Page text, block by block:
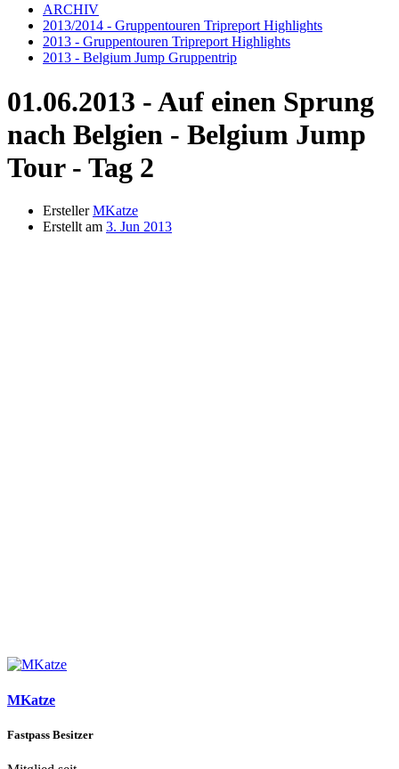
ARCHIV
2013/2014 - Gruppentouren Tripreport Highlights
2013 - Gruppentouren Tripreport Highlights
2013 - Belgium Jump Gruppentrip
01.06.2013 - Auf einen Sprung
nach Belgien - Belgium Jump
Tour - Tag 2
Ersteller MKatze
Erstellt am 3. Jun 2013
MKatze
Fastpass Besitzer